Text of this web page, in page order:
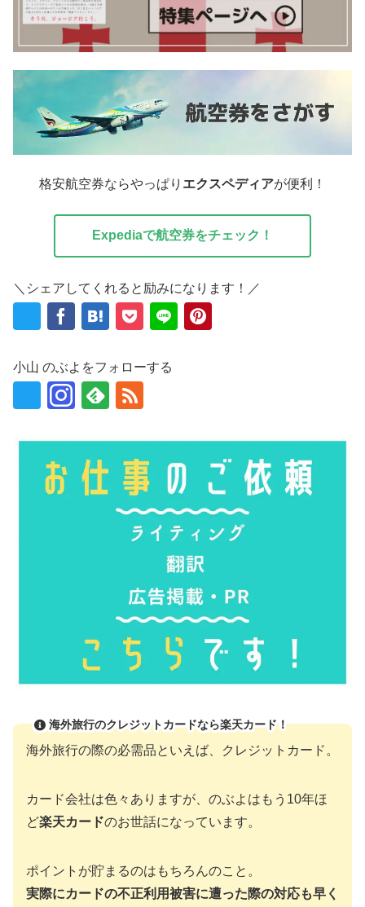
格安航空券ならやっぱり エクスペディアが便利！
Expediaで航空券をチェック！
＼シェアしてくれると励みになります！／
小山 のぶよをフォローする
海外旅行のクレジットカードなら楽天カード！
海外旅行の際の必需品といえば、クレジットカード。
カード会社は色々ありますが、のぶよはもう10年ほ
ど楽天カードのお世話になっています。
ポイントが貯まるのはもちろんのこと。
実際にカードの不正利用被害に遭った際の対応も早く